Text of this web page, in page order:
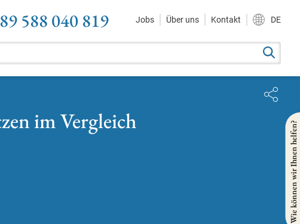
588 040 819 Jobs Über uns Kontakt DE
im Vergleich Wie können wir Ihnen helfen?